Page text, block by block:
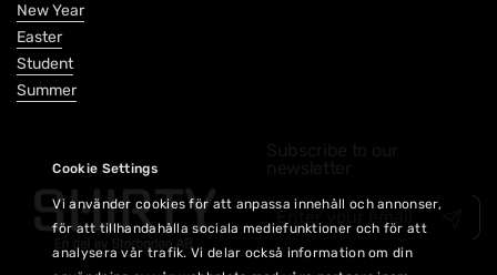
New Year
Easter
Student
Summer
Cookie Settings
Vi använder cookies för att anpassa innehåll och annonser,
för att tillhandahålla sociala mediefunktioner och för att
analysera vår trafik. Vi delar också information om din